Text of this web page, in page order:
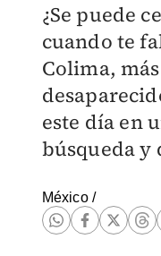
¿Se puede
cuando te
Colima,
este día en
búsqueda y
México/